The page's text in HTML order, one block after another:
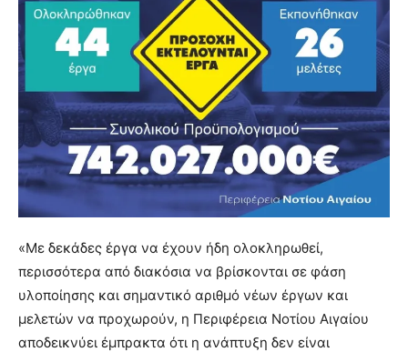
«Με δεκάδες έργα να έχουν ήδη ολοκληρωθεί,
περισσότερα από διακόσια να βρίσκονται σε φάση
υλοποίησης και σημαντικό αριθμό νέων έργων και
μελετών να προχωρούν, η Περιφέρεια Νοτίου Αιγαίου
αποδεικνύει έμπρακτα ότι η ανάπτυξη δεν είναι